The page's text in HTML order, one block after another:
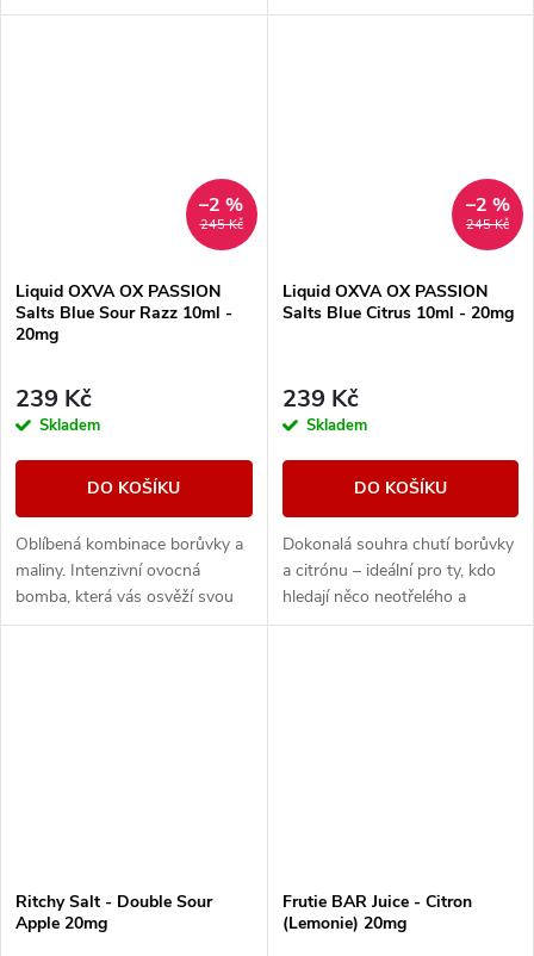
osvěží každý den.
245 Kč
–2 %
Liquid OXVA OX PASSION
Salts Blue Sour Razz 10ml -
20mg
239 Kč
Skladem
DO KOŠÍKU
Oblíbená kombinace borůvky a
maliny. Intenzivní ovocná
bomba, která vás osvěží svou
ostrou, šťavnatou chutí a
245 Kč
–2 %
Liquid OXVA OX PASSION
Salts Blue Citrus 10ml - 20mg
239 Kč
Skladem
DO KOŠÍKU
Dokonalá souhra chutí borůvky
a citrónu – ideální pro ty, kdo
hledají něco neotřelého a
výrazného.
Ritchy Salt - Double Sour
Apple 20mg
Frutie BAR Juice - Citron
(Lemonie) 20mg